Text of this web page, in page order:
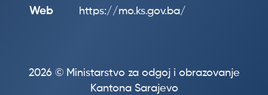
Web https://mo.ks.gov.ba/
2026 © Ministarstvo za odgoj i obrazovanje
Kantona Sarajevo